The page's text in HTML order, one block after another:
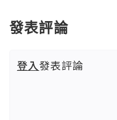
發表評論
登入發表評論